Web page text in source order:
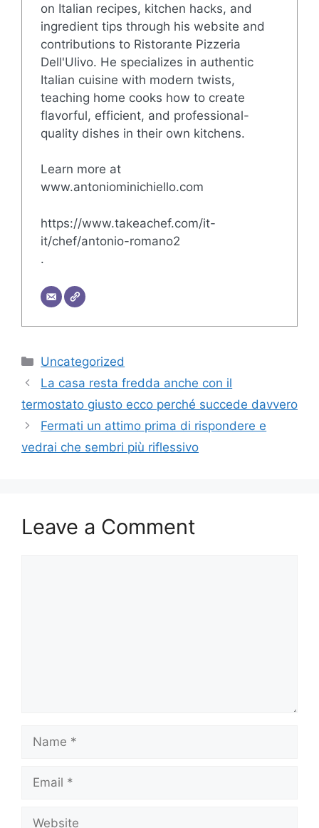
on Italian recipes, kitchen hacks, and
ingredient tips through his website and
contributions to Ristorante Pizzeria
Dell'Ulivo. He specializes in authentic
Italian cuisine with modern twists,
teaching home cooks how to create
flavorful, efficient, and professional-
quality dishes in their own kitchens.
Learn more at
www.antoniominichiello.com
https://www.takeachef.com/it-
it/chef/antonio-romano2
.
Categories
Uncategorized
La casa resta fredda anche con il
termostato giusto ecco perché succede davvero
Fermati un attimo prima di rispondere e
vedrai che sembri più riflessivo
Leave a Comment